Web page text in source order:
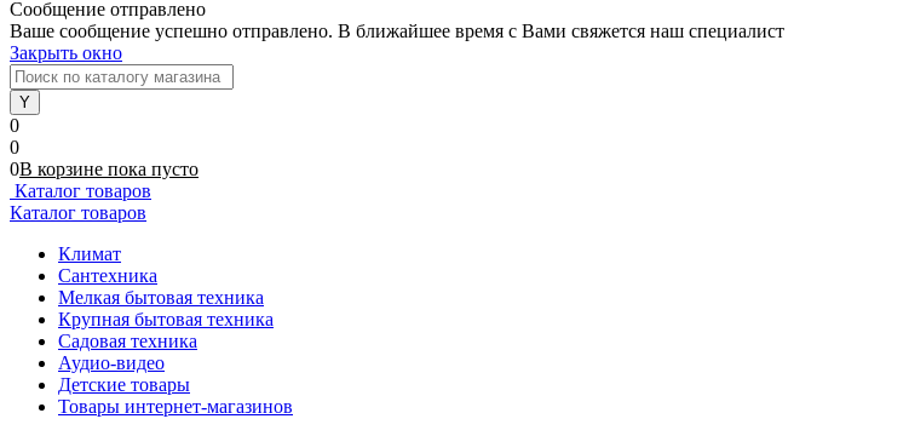
Сообщение отправлено
Ваше сообщение успешно отправлено. В ближайшее время с Вами свяжется наш специалист
Закрыть окно
0
0
0В корзине пока пусто
Каталог товаров
Каталог товаров
Климат
Сантехника
Мелкая бытовая техника
Крупная бытовая техника
Садовая техника
Аудио-видео
Детские товары
Товары интернет-магазинов